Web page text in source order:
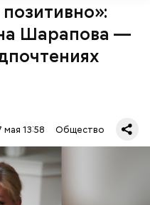
Шарапова —
мая 13:58 Общество